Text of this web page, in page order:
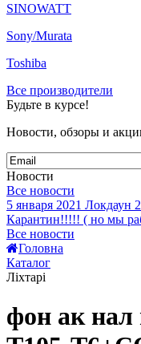
SINOWATT
Sony/Murata
Toshiba
Все производители
Будьте в курсе!
Новости, обзоры и
Новости
Все новости
5 января 2021 Локдаун
Карантин!!!!! ( но мы
Все новости
Головна
Каталог
Ліхтарі
фон ак